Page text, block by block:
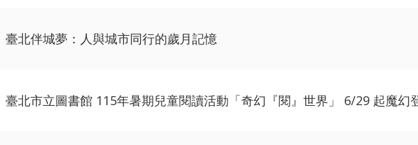
臺北伴城夢：人與城市同行的歲月記憶
臺北市立圖書館 115年暑期兒童閱讀活動「奇幻『閱』世界」 6/29 起魔幻